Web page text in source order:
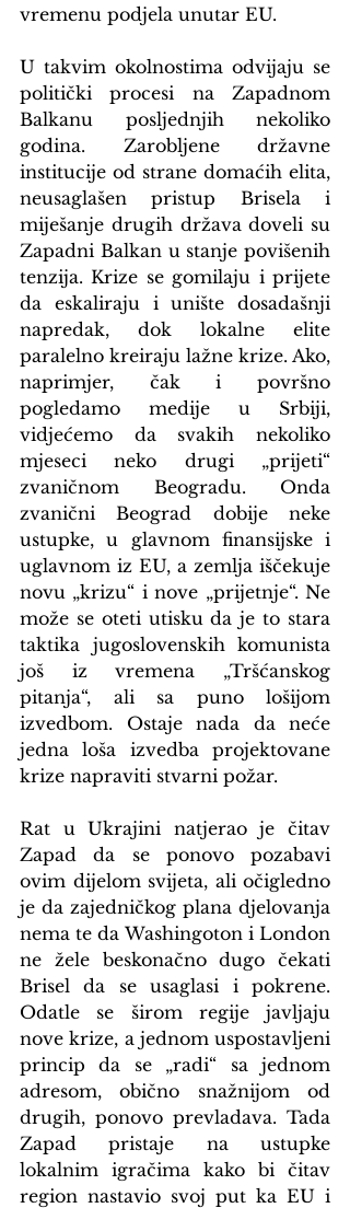
vremenu podjela unutar EU.
U takvim okolnostima odvijaju se
politički procesi na Zapadnom
Balkanu posljednjih nekoliko
godina. Zarobljene državne
institucije od strane domaćih elita,
neusaglašen pristup Brisela i
miješanje drugih država doveli su
Zapadni Balkan u stanje povišenih
tenzija. Krize se gomilaju i prijete
da eskaliraju i unište dosadašnji
napredak, dok lokalne elite
paralelno kreiraju lažne krize. Ako,
naprimjer, čak i površno
pogledamo medije u Srbiji,
vidjećemo da svakih nekoliko
mjeseci neko drugi „prijeti“
zvaničnom Beogradu. Onda
zvanični Beograd dobije neke
ustupke, u glavnom finansijske i
uglavnom iz EU, a zemlja iščekuje
novu „krizu“ i nove „prijetnje“. Ne
može se oteti utisku da je to stara
taktika jugoslovenskih komunista
još iz vremena „Tršćanskog
pitanja“, ali sa puno lošijom
izvedbom. Ostaje nada da neće
jedna loša izvedba projektovane
krize napraviti stvarni požar.
Rat u Ukrajini natjerao je čitav
Zapad da se ponovo pozabavi
ovim dijelom svijeta, ali očigledno
je da zajedničkog plana djelovanja
nema te da Washingoton i London
ne žele beskonačno dugo čekati
Brisel da se usaglasi i pokrene.
Odatle se širom regije javljaju
nove krize, a jednom uspostavljeni
princip da se „radi“ sa jednom
adresom, obično snažnijom od
drugih, ponovo prevladava. Tada
Zapad pristaje na ustupke
lokalnim igračima kako bi čitav
region nastavio svoj put ka EU i